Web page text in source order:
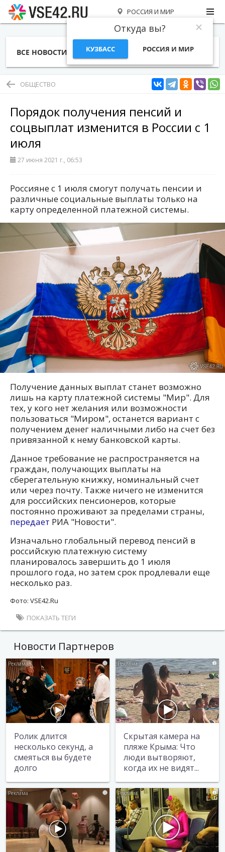
РОССИЯ И МИР
Откуда вы?
КУЗБАСС РОССИЯ И МИР
ВСЕ НОВОСТИ СТАТЬИ ТЕМЫ ФОТО
ОБЩЕСТВО
Порядок получения пенсий и
соцвыплат изменится в России с 1
июля
27 июня 2021 г., 06:53
Россияне с 1 июля смогут получать пенсии и
различные социальные выплаты только на
карту определенной платежной системы.
Получение данных выплат станет возможно
лишь на карту платежной системы "Мир". Для
тех, у кого нет желания или возможности
пользоваться "Миром", останется вариант с
получением денег наличными либо на счет без
привязанной к нему банковской карты.
Данное требование не распространяется на
граждан, получающих выплаты на
сберегательную книжку, номинальный счет
или через почту. Также ничего не изменится
для российских пенсионеров, которые
постоянно проживают за пределами страны,
передает РИА "Новости".
Изначально глобальный перевод пенсий в
российскую платежную систему
планировалось завершить до 1 июля
прошлого года, но затем срок продлевали еще
несколько раз.
Фото: VSE42.Ru
ПОКАЗАТЬ ТЕГИ
Новости Партнеров
i
Ролик длится
несколько секунд, а
смеяться вы будете
долго
i
Скрытая камера на
пляже Крыма: Что
люди вытворяют,
когда их не видят...
i i